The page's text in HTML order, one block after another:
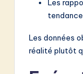
Les
Les données
réalité plutôt